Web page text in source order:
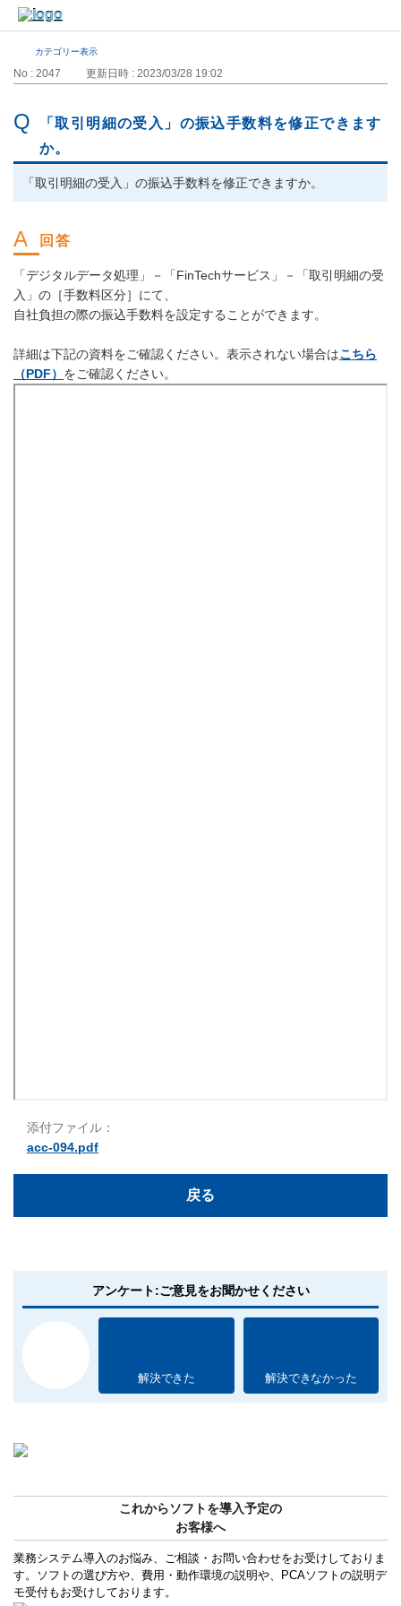
カテゴリー表示
No : 2047 更新日時 : 2023/03/28 19:02
「取引明細の受入」の振込手数料を修正できます
か。
「取引明細の受入」の振込手数料を修正できますか。
「デジタルデータ処理」－「FinTechサービス」－「取引明細の受
入」の［手数料区分］にて、
自社負担の際の振込手数料を設定することができます。
詳細は下記の資料をご確認ください。表示されない場合はこちら
（PDF） をご確認ください。
添付ファイル：
acc-094.pdf
戻る
アンケート:ご意見をお聞かせください
解決できた 解決できなかった
これからソフトを導入予定の
お客様へ
業務システム導入のお悩み、ご相談・お問い合わせをお受けしておりま
す。ソフトの選び方や、費用・動作環境の説明や、PCAソフトの説明デ
モ受付もお受けしております。